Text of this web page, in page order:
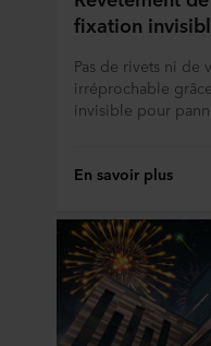
fixation
Pas de rivets ni de
irréprochable
invisible pour
En savoir plus